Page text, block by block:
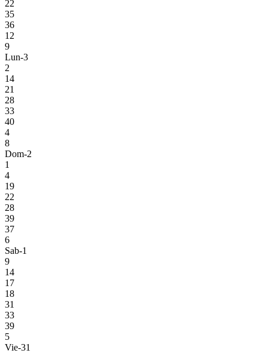
22
35
36
12
9
Lun-3
2
14
21
28
33
40
4
8
Dom-2
1
4
19
22
28
39
37
6
Sab-1
9
14
17
18
31
33
39
5
Vie-31